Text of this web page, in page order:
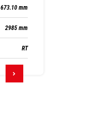
673.10 mm
2985 mm
RT